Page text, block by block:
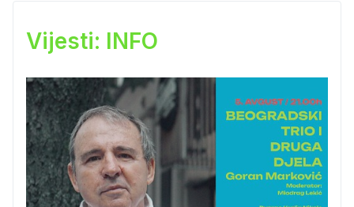
Vijesti: INFO